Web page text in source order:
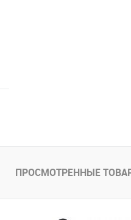
ПРОСМОТРЕННЫЕ